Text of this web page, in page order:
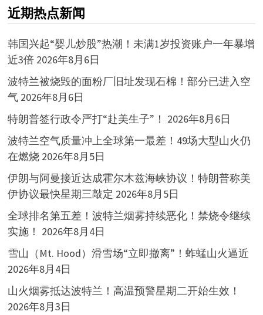
近期热点新闻
韩国兴起“婴儿炒股”热潮！未满1岁投资账户一年暴增
近3倍 2026年8月6日
波特兰被烧毁的面粉厂旧址发现石棉！部分已进入空
气 2026年8月6日
特朗普签行政令严打“赴美生子”！ 2026年8月6日
波特兰空气质量冲上全球第一最差！49场大型山火仍
在燃烧 2026年8月5日
伊朗与阿曼接近达成霍尔木兹海峡协议！特朗普称美
伊协议最快星期三敲定 2026年8月5日
全球排名第五差！波特兰烟雾持续恶化！禁烧令继续
实施！ 2026年8月4日
雪山（Mt. Hood）滑雪场“立即撤离”！蚱蜢山火逼近
2026年8月4日
山火烟雾抵达波特兰！高温预警星期二开始生效！
2026年8月3日